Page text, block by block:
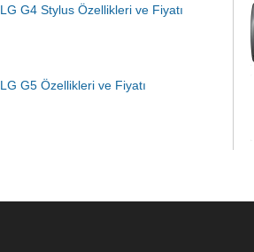
LG G4 Stylus Özellikleri ve Fiyatı
LG G5 Özellikleri ve Fiyatı